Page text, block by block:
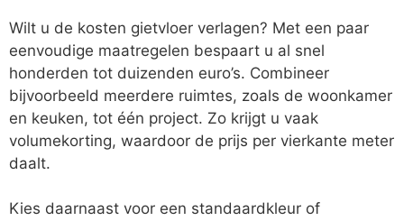
Wilt u de kosten gietvloer verlagen? Met een paar
eenvoudige maatregelen bespaart u al snel
honderden tot duizenden euro’s. Combineer
bijvoorbeeld meerdere ruimtes, zoals de woonkamer
en keuken, tot één project. Zo krijgt u vaak
volumekorting, waardoor de prijs per vierkante meter
daalt.
Kies daarnaast voor een standaardkleur of